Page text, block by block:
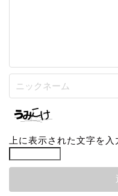
上に表示された文字を入